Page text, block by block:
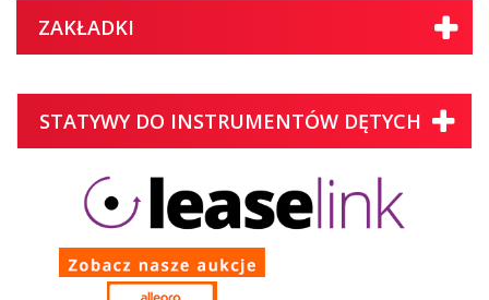
ZAKŁADKI
STATYWY DO INSTRUMENTÓW DĘTYCH